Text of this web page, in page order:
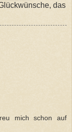
das
mich schon auf